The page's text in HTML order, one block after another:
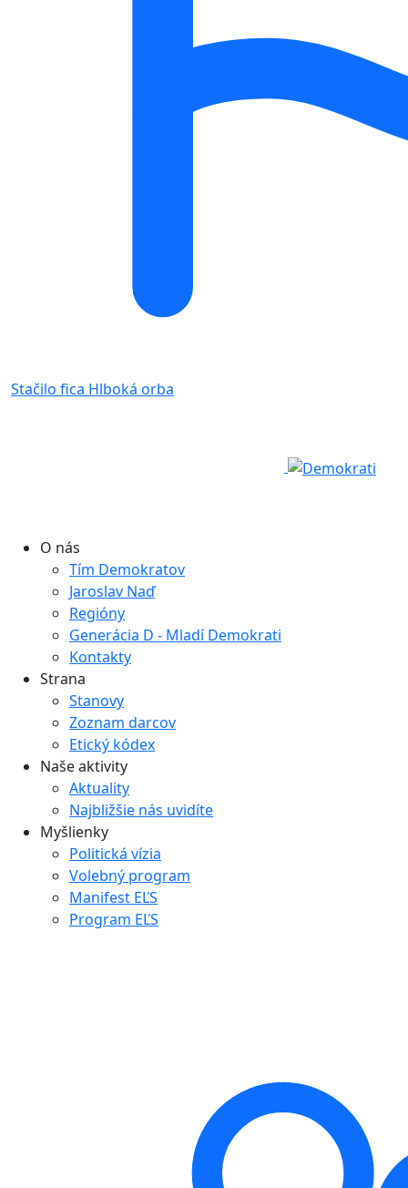
Stačilo fica Hlboká orba
Generácia D - Mladí Demokrati
Kontakty
Strana
Stanovy
Zoznam darcov
Etický kódex
Naše aktivity
Aktuality
Najbližšie nás uvidíte
Myšlienky
Politická vízia
Volebný program
Manifest EĽS
Program EĽS